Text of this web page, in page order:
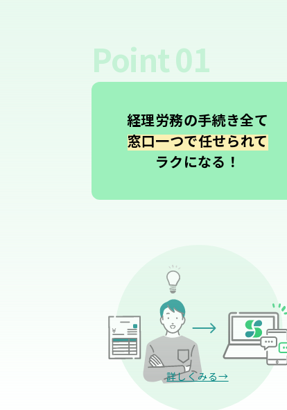
Point01
経理労務の手続き全て
窓口一つで任せられて
ラクになる！
詳しくみる→